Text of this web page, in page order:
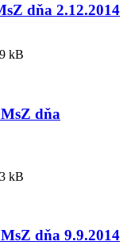
dňa 2.12.2014
kB
dňa
kB
dňa 9.9.2014